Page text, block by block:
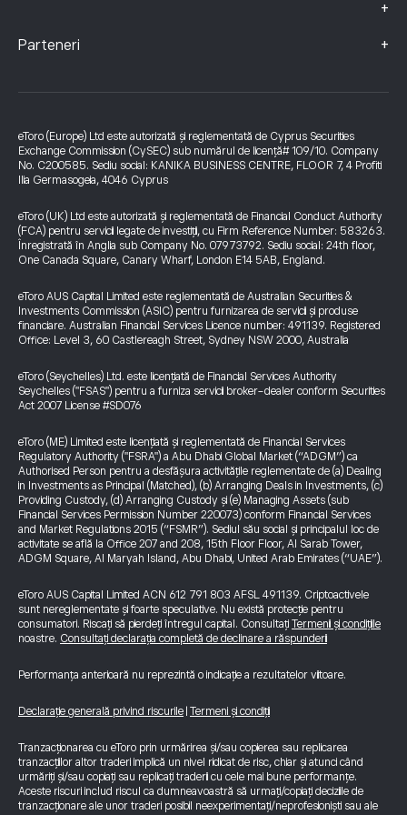
+
Parteneri +
eToro (Europe) Ltd este autorizată și reglementată de Cyprus Securities
Exchange Commission (CySEC) sub numărul de licență# 109/10. Company
No. C200585. Sediu social: KANIKA BUSINESS CENTRE, FLOOR 7, 4 Profiti
Ilia Germasogeia, 4046 Cyprus
eToro (UK) Ltd este autorizată și reglementată de Financial Conduct Authority
(FCA) pentru servicii legate de investiții, cu Firm Reference Number: 583263.
Înregistrată în Anglia sub Company No. 07973792. Sediu social: 24th floor,
One Canada Square, Canary Wharf, London E14 5AB, England.
eToro AUS Capital Limited este reglementată de Australian Securities &
Investments Commission (ASIC) pentru furnizarea de servicii și produse
financiare. Australian Financial Services Licence number: 491139. Registered
Office: Level 3, 60 Castlereagh Street, Sydney NSW 2000, Australia
eToro (Seychelles) Ltd. este licențiată de Financial Services Authority
Seychelles ("FSAS") pentru a furniza servicii broker-dealer conform Securities
Act 2007 License #SD076
eToro (ME) Limited este licențiată și reglementată de Financial Services
Regulatory Authority ("FSRA") a Abu Dhabi Global Market (“ADGM”) ca
Authorised Person pentru a desfășura activitățile reglementate de (a) Dealing
in Investments as Principal (Matched), (b) Arranging Deals in Investments, (c)
Providing Custody, (d) Arranging Custody și (e) Managing Assets (sub
Financial Services Permission Number 220073) conform Financial Services
and Market Regulations 2015 (“FSMR”). Sediul său social și principalul loc de
activitate se află la Office 207 and 208, 15th Floor Floor, Al Sarab Tower,
ADGM Square, Al Maryah Island, Abu Dhabi, United Arab Emirates (“UAE”).
eToro AUS Capital Limited ACN 612 791 803 AFSL 491139. Criptoactivele
sunt nereglementate și foarte speculative. Nu există protecție pentru
consumatori. Riscați să pierdeți întregul capital. Consultați Termenii și condițiile
noastre. Consultați declarația completă de declinare a răspunderii
Performanța anterioară nu reprezintă o indicație a rezultatelor viitoare.
Declarație generală privind riscurile Termeni și condiții
Tranzacționarea cu eToro prin urmărirea și/sau copierea sau replicarea
tranzacțiilor altor traderi implică un nivel ridicat de risc, chiar și atunci când
urmăriți și/sau copiați sau replicați traderii cu cele mai bune performanțe.
Aceste riscuri includ riscul ca dumneavoastră să urmați/copiați deciziile de
tranzacționare ale unor traderi posibil neexperimentați/neprofesioniști sau ale